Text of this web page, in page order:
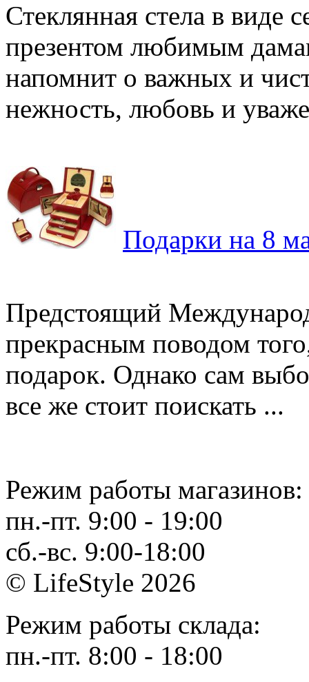
Стеклянная стела в виде
презентом любимым
напомнит о важных и
нежность, любовь и
Подарки на 8
Предстоящий
прекрасным поводом
подарок. Однако сам
все же стоит поискать ...
Режим работы магазинов:
пн.-пт. 9:00 - 19:00
сб.-вс. 9:00-18:00
© LifeStyle 2026
Режим работы склада:
пн.-пт. 8:00 - 18:00